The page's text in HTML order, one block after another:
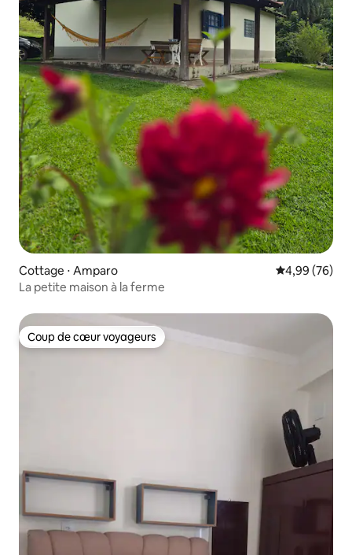
Cottage ⋅ Amparo Évaluation
4,99 (76)
La petite maison à la ferme
Coup de cœur voyageurs
Coup de cœur voyageurs